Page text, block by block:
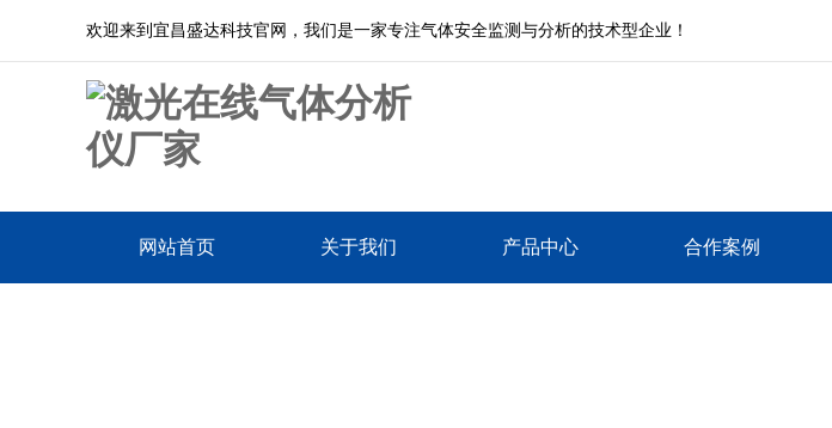
欢迎来到宜昌盛达科技官网，我们是一家专注气体安全监测与分析的技术型企业！
网站首页 关于我们 产品中心 合作案例